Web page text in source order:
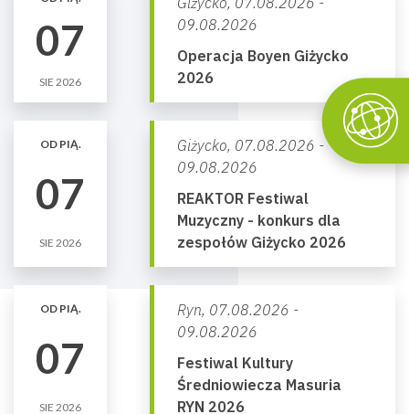
07
SIE 2026
09.08.2026
Operacja Boyen Giżycko
2026
OD PIĄ.
07
SIE 2026
Giżycko, 07.08.2026 -
09.08.2026
REAKTOR Festiwal
Muzyczny - konkurs dla
zespołów Giżycko 2026
OD PIĄ.
07
SIE 2026
Ryn, 07.08.2026 -
09.08.2026
Festiwal Kultury
Średniowiecza Masuria
RYN 2026